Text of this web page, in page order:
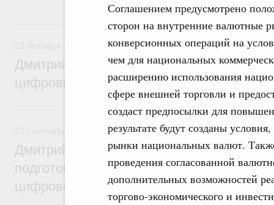
Соглашением предусмотрено
сторон на внутренние валютные
конверсионных операций на
чем для национальных
расширению использования
сфере внешней торговли и
создаст предпосылки для
результате будут созданы
рынки национальных валют.
проведения согласованной
дополнительных возможностей
торгово-экономического и
23 декабря 2024, понедельник
Дмитрий Григоренко: Правительство
цифровизацию законопроектной
23 сентября 2024, понедельник
Правовые вопросы работы
Дмитрий Григоренко: Правительство
подготовки нормативных актов и
цифровой формат